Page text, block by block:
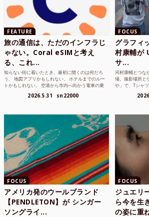
FEATURE
旅の通信は、ただのインフラじ
ゃない。Coral eSIMと考え
る、これ...
知らない街に着いたとき、最初に開くのは何だろ
う。 地図アプリかもしれない。 ホテルまでのルー
トかもしれない。 空港から市内へ向かう電車の乗
2026.5.31 sn22000
FOCUS
グラフィ
村康輔が
サ...
河村康輔とつな
場。撮影場所と
や」で、Tシャ
FOCUS
アメリカ発のウールブランド
【PENDLETON】が シンガー
ソングライ...
FOCUS
ジュエリ
ら今を生
の姿に重